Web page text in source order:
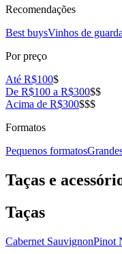
Recomendações
Best buysVinhos de guarda
Por preço
Até R$100$
De R$100 a R$300$$
Acima de R$300$$$
Formatos
Pequenos formatos
Taças e
Taças
Cabernet SauvignonPinot